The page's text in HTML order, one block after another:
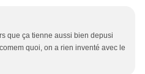
que ça tienne aussi bien depusi
quoi, on a rien inventé avec le